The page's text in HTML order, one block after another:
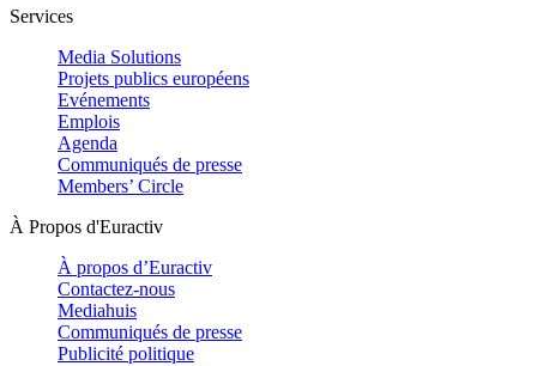
Services
Media Solutions
Projets publics européens
Evénements
Emplois
Agenda
Communiqués de presse
Members’ Circle
À Propos d'Euractiv
À propos d’Euractiv
Contactez-nous
Mediahuis
Communiqués de presse
Publicité politique